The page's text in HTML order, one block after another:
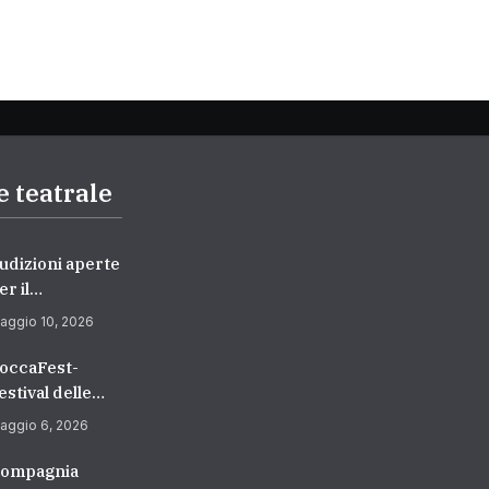
teatrale
aperte
il
di
di
2027) |
di
10, 2026
delle
Sceniche
6, 2026